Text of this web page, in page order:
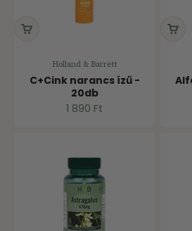
Holland & Barrett
C+Cink narancs ízű -
20db
Ár
1 890 Ft